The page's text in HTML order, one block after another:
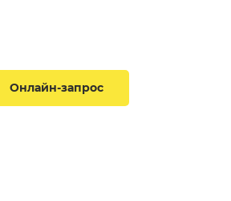
Онлайн-запрос